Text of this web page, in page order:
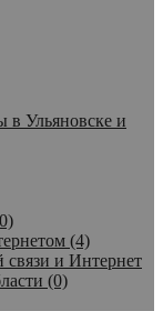
в Ульяновске и
(4)
связи и Интернет
(0)